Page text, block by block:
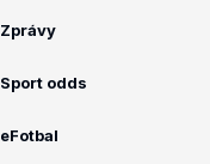
Zprávy
Sport odds
eFotbal